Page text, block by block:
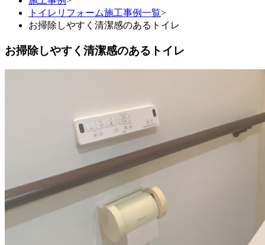
トイレリフォーム施工事例一覧>
お掃除しやすく清潔感のあるトイレ
お掃除しやすく清潔感のあるトイレ